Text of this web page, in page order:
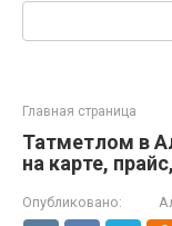
Главная страница
Татметлом в
на карте,
Опубликовано: